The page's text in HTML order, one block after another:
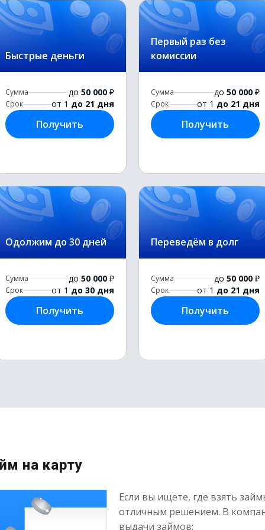
Быстрые деньги
Сумма до 50 000 ₽
Срок от 1 до 21 дня
Получить
Первый раз без
комиссии
Сумма до 50 000 ₽
Срок от 1 до 21 дня
Получить
Одолжим до 30 дней
Сумма до 50 000 ₽
Срок от 1 до 30 дня
Получить
Переведём в долг
Сумма до 50 000 ₽
Срок от 1 до 21 дня
Получить
на карту
Если вы ищете, где взять
отличным решением. В
выдачи займов: